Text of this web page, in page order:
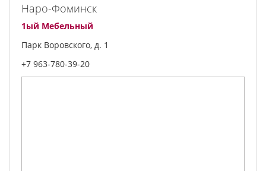
Наро-Фоминск
1ый Мебельный
Парк Воровского, д. 1
+7 963-780-39-20